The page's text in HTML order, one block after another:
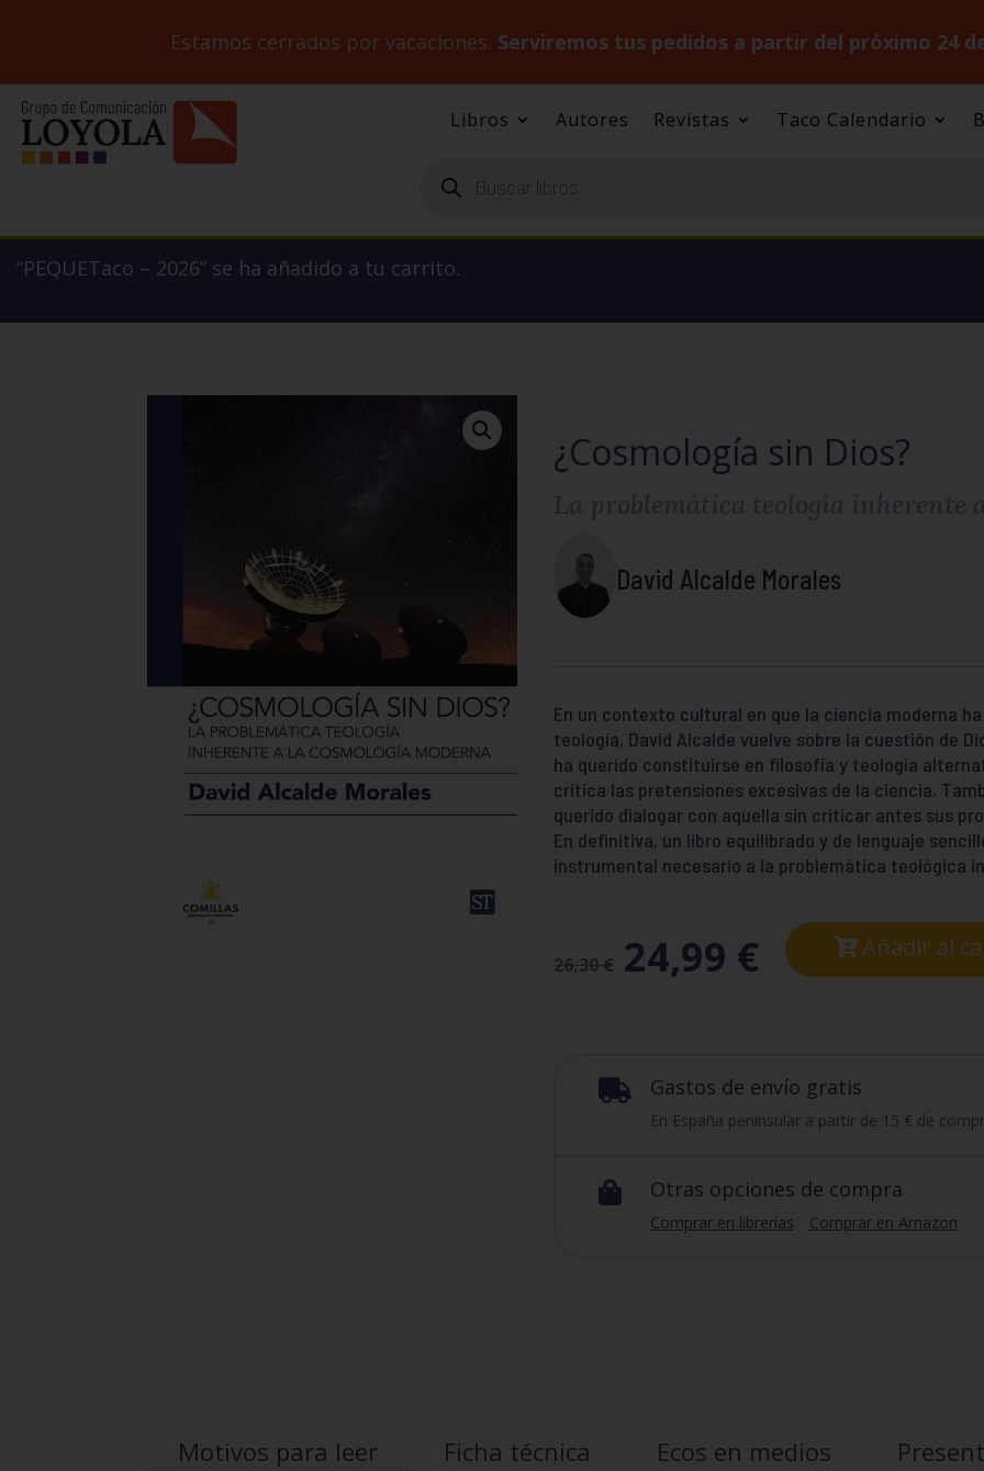
Estamos cerrados por vacaciones. Serviremos tus pedidos a partir del próximo 24
Libros Autores Revistas Taco Calendario
productos
“PEQUETaco – 2026” se ha añadido a tu carrito.
¿Cosmología sin Dios?
David Alcalde Morales
En un contexto cultural en que la ciencia moderna
teología, David Alcalde vuelve sobre la cuestión de
ha querido constituirse en filosofía y teología
critica las pretensiones excesivas de la ciencia.
querido dialogar con aquella sin criticar antes sus
En definitiva, un libro equilibrado y de lenguaje
instrumental necesario a la problemática teológica
26,30€ 24,99 € Añadir al
 Gastos de envío gratis
En España peninsular a partir de 15 € de
 Otras opciones de compra
Comprar en librerías Comprar en Amazon
Motivos para leer Ficha técnica Ecos en medios